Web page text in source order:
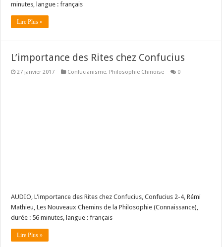
minutes, langue : français
Lire Plus »
L’importance des Rites chez Confucius
27 janvier 2017 Confucianisme, Philosophie Chinoise 0
AUDIO, L'importance des Rites chez Confucius, Confucius 2-4, Rémi
Mathieu, Les Nouveaux Chemins de la Philosophie (Connaissance),
durée : 56 minutes, langue : français
Lire Plus »